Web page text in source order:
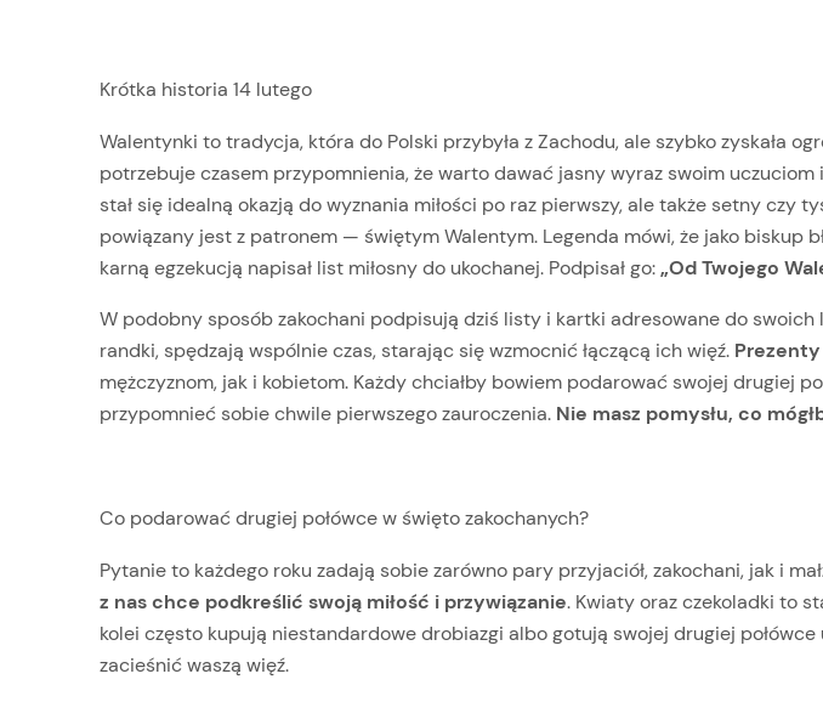
Krótka historia 14 lutego
Walentynki to tradycja, która do Polski przybyła z Zachodu, ale szybko zyskała
potrzebuje czasem przypomnienia, że warto dawać jasny wyraz swoim
stał się idealną okazją do wyznania miłości po raz pierwszy, ale także setny
powiązany jest z patronem — świętym Walentym. Legenda mówi, że jako biskup
karną egzekucją napisał list miłosny do ukochanej. Podpisał go:„Od Twojego
W podobny sposób zakochani podpisują dziś listy i kartki adresowane do
randki, spędzają wspólnie czas, starając się wzmocnić łączącą ich więź.
mężczyznom, jak i kobietom. Każdy chciałby bowiem podarować swojej drugiej
przypomnieć sobie chwile pierwszego zauroczenia. Nie masz pomysłu, co
Co podarować drugiej połówce w święto zakochanych?
Pytanie to każdego roku zadają sobie zarówno pary przyjaciół, zakochani, jak i
z nas chce podkreślić swoją miłość i przywiązanie. Kwiaty oraz czekoladki to
kolei często kupują niestandardowe drobiazgi albo gotują swojej drugiej
zacieśnić waszą więź.